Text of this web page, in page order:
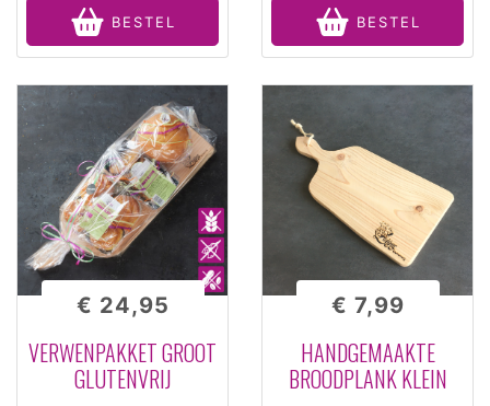
BESTEL BESTEL
VERWENPAKKET GROOT
GLUTENVRIJ
€ 24,95
HANDGEMAAKTE
BROODPLANK KLEIN
€ 7,99